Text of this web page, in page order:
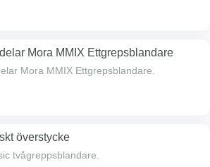
Mora MMIX Ettgrepsblandare
Mora MMIX Ettgrepsblandare.
överstycke
tvågreppsblandare.